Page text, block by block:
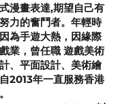
漫畫表達,期望自己有
力的奮鬥者。年輕時
為手遊大熱，因緣際
業，曾任職 遊戲美術
、平面設計、美術繪
2013年一直服務香港